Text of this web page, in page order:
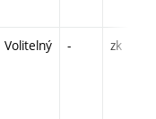
Volitelný - zk